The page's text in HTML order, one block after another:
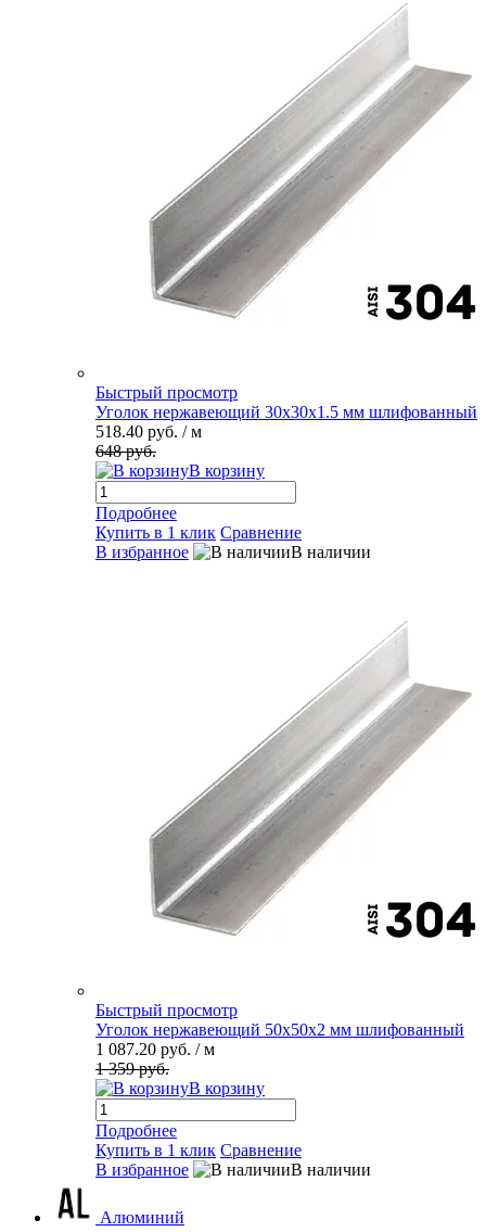
Быстрый просмотр
Уголок нержавеющий 30х30х1.5 мм шлифованный
518.40 руб. / м
648 руб.
В корзину
Подробнее
Купить в 1 клик Сравнение
В избранное
В наличии
Быстрый просмотр
Уголок нержавеющий 50х50х2 мм шлифованный
1 087.20 руб. / м
1 359 руб.
В корзину
Подробнее
Купить в 1 клик Сравнение
В избранное
В наличии
Алюминий